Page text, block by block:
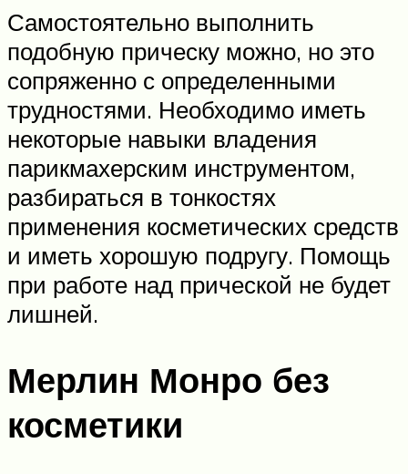
Самостоятельно выполнить
подобную прическу можно, но это
сопряженно с определенными
трудностями. Необходимо иметь
некоторые навыки владения
парикмахерским инструментом,
разбираться в тонкостях
применения косметических средств
и иметь хорошую подругу. Помощь
при работе над прической не будет
лишней.
Мерлин Монро без
косметики